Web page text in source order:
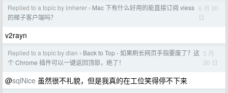
Replied to a topic by imherer › Mac 下有什么好用的能直接订阅 vless
的梯子客户端吗？
6 月 30
日
v2rayn
Replied to a topic by dlan › Back to Top - 如果刷长网页手指要废了？这
个 Chrome 插件可以一键返回顶部，绝了！
3 月
30 日
@sqlNice 虽然很不礼貌，但是我真的在工位笑得停不下来